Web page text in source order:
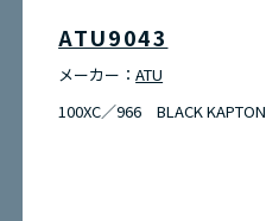
ATU9043
メーカー：ATU
100XC／966 BLACK KAPTON